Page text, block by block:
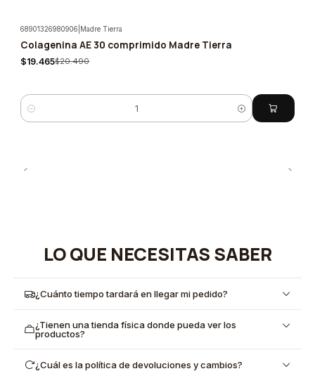
-5%
68901326980906 Madre Tierra
Colagenina AE 30 comprimido Madre Tierra
$19.465$20.490
Cantidad
LO QUE NECESITAS SABER
¿Cuánto tiempo tardará en llegar mi pedido?
¿Tienen una tienda física donde pueda ver los
productos?
¿Cuál es la política de devoluciones y cambios?